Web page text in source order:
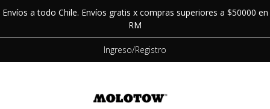
Envíos a todo Chile. Envíos gratis x compras superiores a $50000 en
RM
Ingreso/Registro